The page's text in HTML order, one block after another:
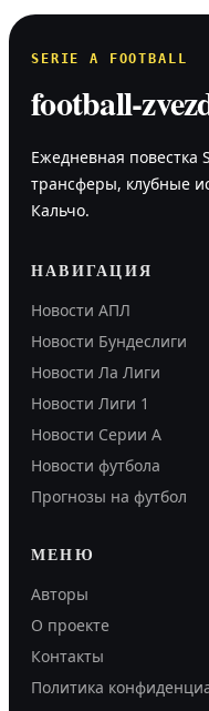
SERIE A FOOTBALL
football-
Ежедневная повестка
трансферы, клубные
Кальчо.
НАВИГАЦИЯ
Новости АПЛ
Новости Бундеслиги
Новости Ла Лиги
Новости Лиги 1
Новости Серии А
Новости футбола
Прогнозы на футбол
МЕНЮ
Авторы
О проекте
Контакты
Политика